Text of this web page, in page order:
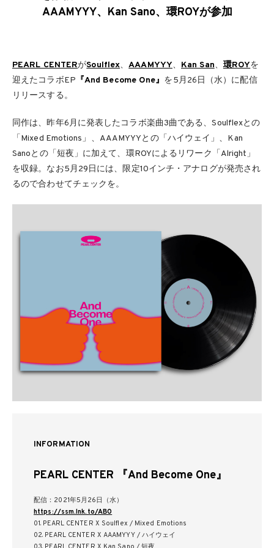
AAAMYYY、Kan Sano、環ROYが参加
PEARL CENTERがSoulflex、AAAMYYY、 Kan San、 環ROYを
迎えたコラボEP 『And Become One』 を5月26日（水）に配信
リリースする。
同作は、昨年6月に発表したコラボ楽曲3曲である、Soulflexとの
「Mixed Emotions」、AAAMYYYとの「ハイウェイ」、Kan
Sanoとの「短夜」に加えて、環ROYによるリワーク「Alright」
を収録。なお5月29日には、限定10インチ・アナログが発売され
るので合わせてチェックを。
INFORMATION
PEARL CENTER 『And Become One』
配信：2021年5月26日（水）
https://ssm.lnk.to/ABO
01. PEARL CENTER X Soulflex / Mixed Emotions
02. PEARL CENTER X AAAMYYY / ハイウェイ